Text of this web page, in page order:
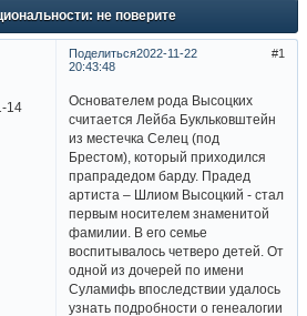
не поверите
Поделиться 1
2022-11-22
20:43:48
14
Основателем рода Высоцких
считается Лейба Букльковштейн
из местечка Селец (под
Брестом), который приходился
прапрадедом барду. Прадед
артиста – Шлиом Высоцкий - стал
первым носителем знаменитой
фамилии. В его семье
воспитывалось четверо детей. От
одной из дочерей по имени
Суламифь впоследствии удалось
узнать подробности о генеалогии